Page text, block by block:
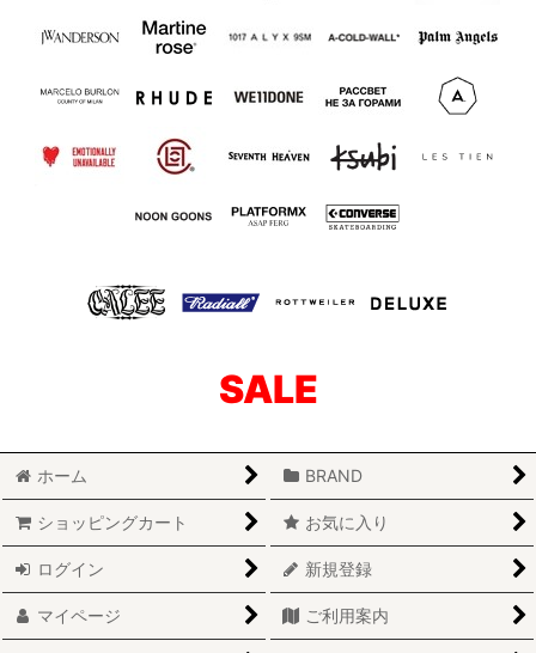
SALE
ホーム BRAND
ショッピングカート お気に入り
ログイン 新規登録
マイページ ご利用案内